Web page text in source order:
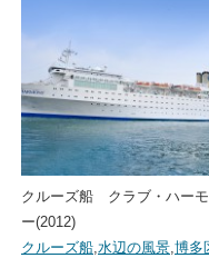
クルーズ船 クラブ・ハー
ー(2012)
クルーズ船,水辺の風景,博多